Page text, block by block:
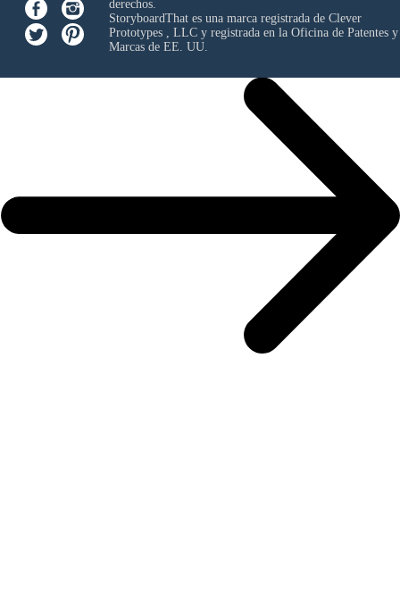
derechos.
StoryboardThat es una marca registrada de Clever
Prototypes , LLCy registrada en la Oficina de Patentes y
Marcas de EE. UU.